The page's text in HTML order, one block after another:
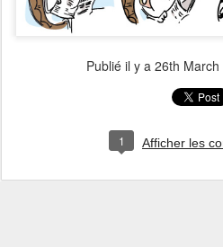
Publié il y a 26th March
1 Afficher les